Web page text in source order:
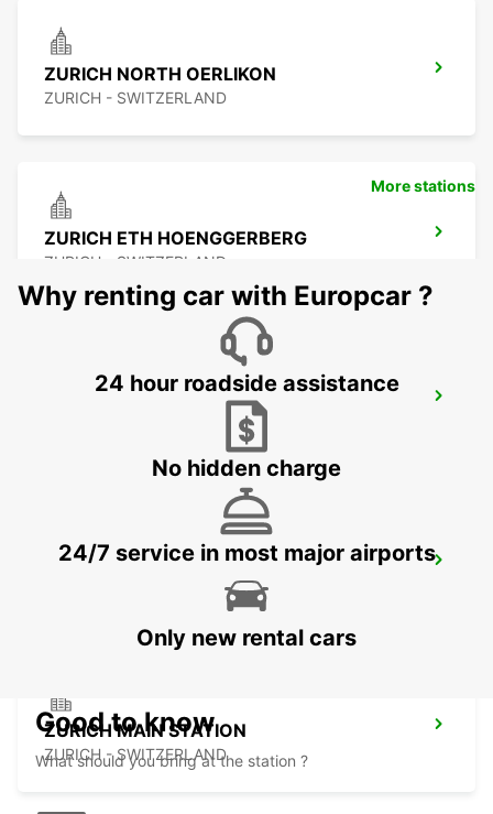
ZURICH NORTH OERLIKON
ZURICH - SWITZERLAND
ZURICH ETH HOENGGERBERG
ZURICH - SWITZERLAND
WINTERTHUR TOESS AMAG
WINTERTHUR - SWITZERLAND
DUEBENDORF AMAG
DUEBENDORF - SWITZERLAND
ZURICH MAIN STATION
ZURICH - SWITZERLAND
More stations
Why renting car with Europcar ?
24 hour roadside assistance
No hidden charge
24/7 service in most major airports
Only new rental cars
Good to know
What should you bring at the station ?